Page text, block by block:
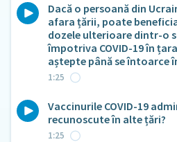
Dacă o persoană din
afara țării, poate
dozele ulterioare dintr-o
împotriva COVID-19 în
aștepte până se întoarce
1:25
Vaccinurile COVID-19
recunoscute în alte țări?
1:25